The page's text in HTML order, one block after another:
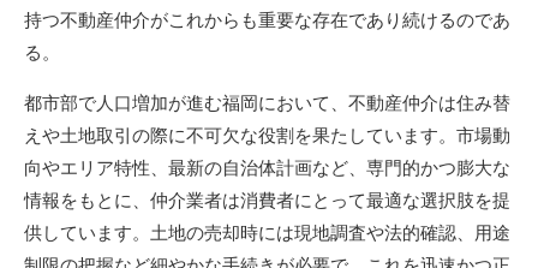
持つ不動産仲介がこれからも重要な存在であり続けるのであ
る。
都市部で人口増加が進む福岡において、不動産仲介は住み替
えや土地取引の際に不可欠な役割を果たしています。市場動
向やエリア特性、最新の自治体計画など、専門的かつ膨大な
情報をもとに、仲介業者は消費者にとって最適な選択肢を提
供しています。土地の売却時には現地調査や法的確認、用途